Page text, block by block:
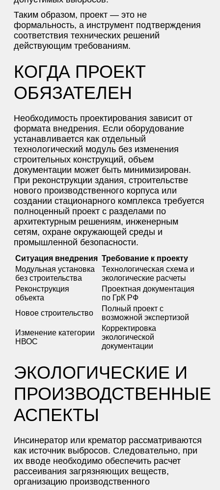
Таким образом, проект — это не
формальность, а инструмент подтверждения
соответствия технических решений
действующим требованиям.
КОГДА ПРОЕКТ
ОБЯЗАТЕЛЕН
Необходимость проектирования зависит от
формата внедрения. Если оборудование
устанавливается как отдельный
технологический модуль без изменения
строительных конструкций, объем
документации может быть минимизирован.
При реконструкции здания, строительстве
нового производственного корпуса или
создании стационарного комплекса требуется
полноценный проект с разделами по
архитектурным решениям, инженерным
сетям, охране окружающей среды и
промышленной безопасности.
Ситуация внедрения Требование к проекту
Модульная установка
без строительства
Технологическая схема и
экологические расчеты
Реконструкция
объекта
Проектная документация
по ГрК РФ
Новое строительство
Полный проект с
возможной экспертизой
Изменение категории
НВОС
Корректировка
экологической
документации
ЭКОЛОГИЧЕСКИЕ И
ПРОИЗВОДСТВЕННЫЕ
АСПЕКТЫ
Инсинератор или крематор рассматриваются
как источник выбросов. Следовательно, при
их вводе необходимо обеспечить расчет
рассеивания загрязняющих веществ,
организацию производственного